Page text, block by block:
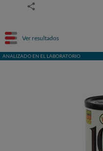
Ver resultados
ANALIZADO EN EL LABORATORIO